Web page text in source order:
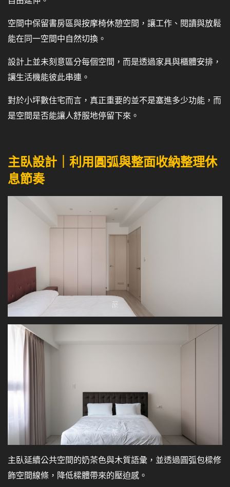
空間中保留書房區與按摩椅休憩空間，讓工作、閱讀與放鬆
能在同一空間中自然切換。
設計上並未刻意區分每個空間，而是透過家具與櫃體安排，
讓生活機能彼此串連。
對於小坪數住宅而言，真正重要的並不是塞進多少功能，而
是空間是否能讓人舒服地停留下來。
主臥設計｜利用圓弧與整面收納整理休
息節奏
主臥延續公共空間的奶茶色與木質語彙，並透過圓弧包樑修
飾空間線條，降低樑體帶來的壓迫感。